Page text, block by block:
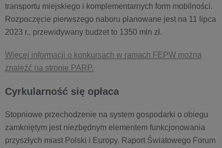
transportu miejskiego i komplementarnych form mobilności.
Rozpoczęcie pierwszego naboru planowane jest na 11 lipca
2023 r., przewidywany budżet to 1350 mln zł.
Więcej informacji o konkursach w ramach FEPW można
znaleźć na stronie PARP.
Cyrkularność się opłaca
Stopniowe przechodzenie na system gospodarki o obiegu
zamkniętym jest niezbędnym elementem funkcjonowania
przyszłych miast Polski i Europy. Raport Światowego Forum